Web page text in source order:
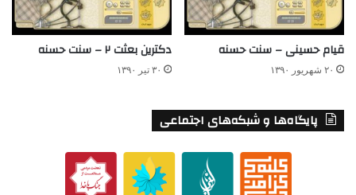
قيام حسينی – سنت حسنه
۲۰ شهریور ۱۳۹۰
دکترین بعثت ۲ – سنت حسنه
۳۰ تیر ۱۳۹۰
پایگاه‌ها و شبکه‌های اجتماعی